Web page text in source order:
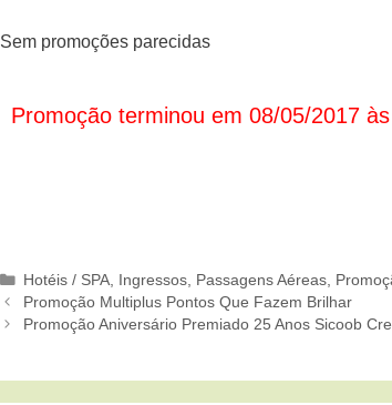
Sem promoções parecidas
Promoção terminou em 08/05/2017
Categorias
Hotéis / SPA Ingressos Passagens Aéreas
Promoção Multiplus Pontos Que Fazem Brilhar
Promoção Aniversário Premiado 25 Anos Sicoob